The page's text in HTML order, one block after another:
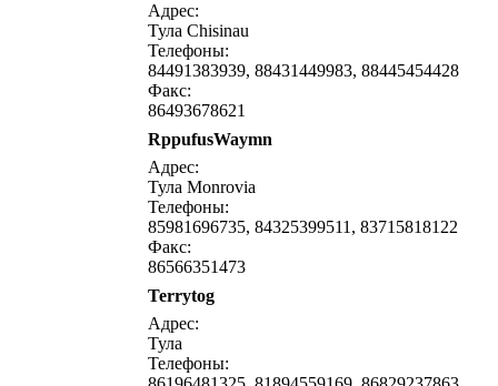
Адрес:
Тула Chisinau
Телефоны:
84491383939, 88431449983, 88445454428
Факс:
86493678621
RppufusWaymn
Адрес:
Тула Monrovia
Телефоны:
85981696735, 84325399511, 83715818122
Факс:
86566351473
Terrytog
Адрес:
Тула
Телефоны: